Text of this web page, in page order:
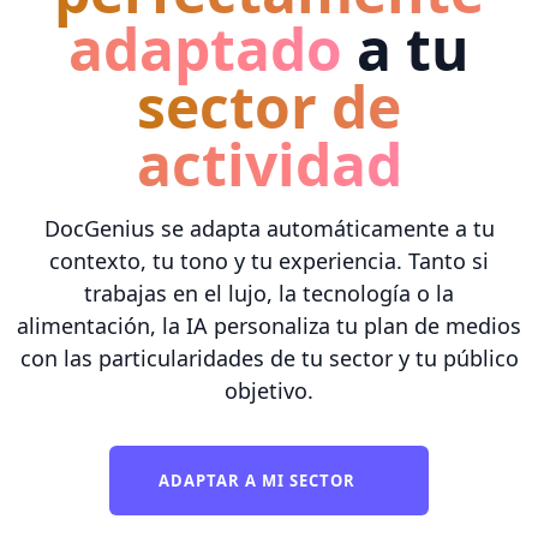
adaptado a tu
sector de
actividad
DocGenius se adapta automáticamente a tu
contexto, tu tono y tu experiencia. Tanto si
trabajas en el lujo, la tecnología o la
alimentación, la IA personaliza tu plan de medios
con las particularidades de tu sector y tu público
objetivo.
ADAPTAR A MI SECTOR